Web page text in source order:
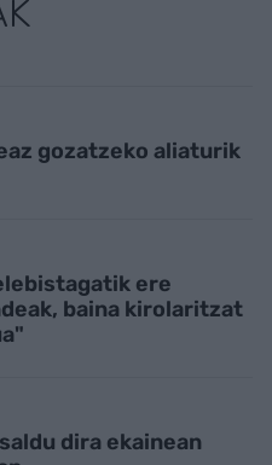
gozatzeko aliaturik
ere
baina kirolaritzat
dira ekainean